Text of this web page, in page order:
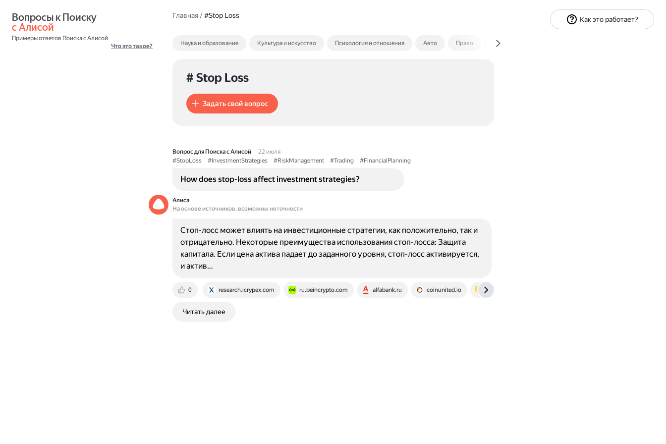
с Алисой
Примеры ответов Поиска с Алисой
Что это такое?
Главная/#Stop Loss
Наука и образование Культура и искусство Психология и отношения Авто Право Экономика и финансы
# Stop Loss
Задать свой вопрос
Вопрос для Поиска с Алисой
22 июля
#StopLoss
#InvestmentStrategies #RiskManagement #Trading #FinancialPlanning
How does stop-loss affect investment strategies?
Алиса
На основе источников, возможны неточности
0 research.icrypex.com ru.beincrypto.com alfabank.ru coinunited.io www.tbank.ru
Стоп-лосс может влиять на инвестиционные стратегии, как положительно, так и
отрицательно. Некоторые преимущества использования стоп-лосса: Защита
капитала. Если цена актива падает до заданного уровня, стоп-лосс активируется,
и актив…
Читать далее
Как это работает?